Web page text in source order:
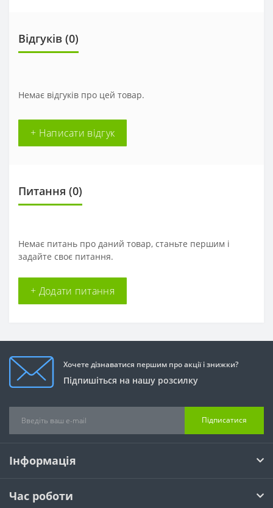
Відгуків (0)
Немає відгуків про цей товар.
+ Написати відгук
Питання (0)
Немає питань про даний товар, станьте першим і
задайте своє питання.
+ Додати питання
Хочете дізнаватися першим про акції і знижки?
Підпишіться на нашу розсилку
Підписатися
Інформація
Час роботи